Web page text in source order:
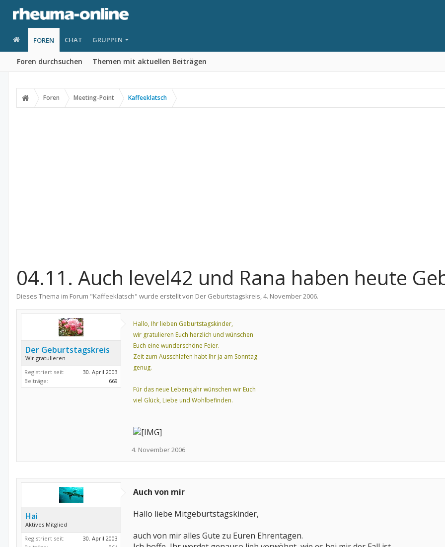
FOREN
Foren durchsuchen Themen mit aktuellen Beiträgen
CHAT GRUPPEN
Foren Meeting-Point Kaffeeklatsch
04.11. Auch level42 und Rana haben heute
Dieses Thema im Forum "Kaffeeklatsch" wurde erstellt von Der Geburtstagskreis,4. November 2006.
Der Geburtstagskreis
Wir gratulieren
Registriert seit:
30. April 2003
Beiträge:
669
Hallo, Ihr lieben Geburtstagskinder,
wir gratulieren Euch herzlich und wünschen
Euch eine wunderschöne Feier.
Zeit zum Ausschlafen habt Ihr ja am Sonntag
genug.
Für das neue Lebensjahr wünschen wir Euch
viel Glück, Liebe und Wohlbefinden.
4. November 2006
Hai
Aktives Mitglied
Registriert seit:
30. April 2003
Auch von mir
Hallo liebe Mitgeburtstagskinder,
auch von mir alles Gute zu Euren Ehrentagen.